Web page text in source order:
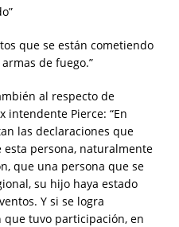
que se están cometiendo
de fuego.”
al respecto de
intendente Pierce: “En
las declaraciones que
persona, naturalmente
que una persona que se
su hijo haya estado
Y si se logra
tuvo participación, en